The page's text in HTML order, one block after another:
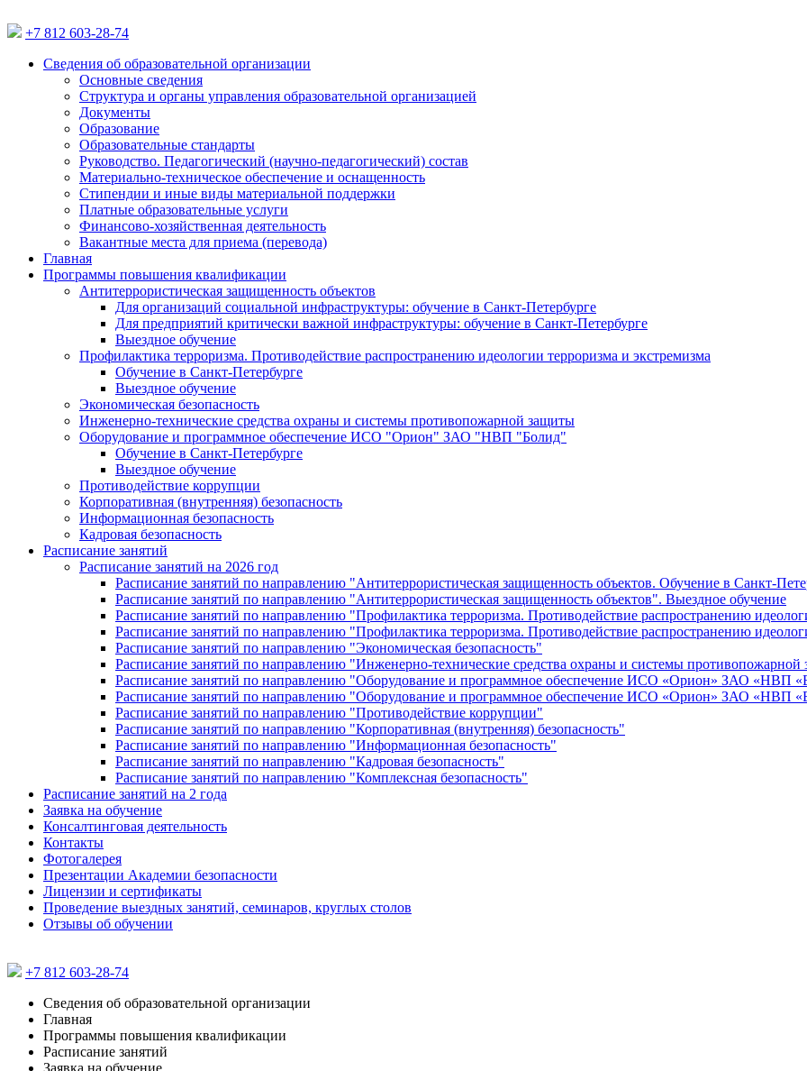
+7 812 603-28-74
Сведения об образовательной организации
Основные сведения
Структура и органы управления образовательной организацией
Документы
Образование
Образовательные стандарты
Руководство. Педагогический (научно-педагогический) состав
Материально-техническое обеспечение и оснащенность
Стипендии и иные виды материальной поддержки
Платные образовательные услуги
Финансово-хозяйственная деятельность
Вакантные места для приема (перевода)
Главная
Программы повышения квалификации
Антитеррористическая защищенность объектов
Для организаций социальной инфраструктуры: обучение в Санкт-Петербурге
Для предприятий критически важной инфраструктуры: обучение в Санкт-Петербурге
Выездное обучение
Профилактика терроризма. Противодействие распространению идеологии терроризма и экстремизма
Обучение в Санкт-Петербурге
Выездное обучение
Экономическая безопасность
Инженерно-технические средства охраны и системы противопожарной защиты
Оборудование и программное обеспечение ИСО "Орион" ЗАО "НВП "Болид"
Обучение в Санкт-Петербурге
Выездное обучение
Противодействие коррупции
Корпоративная (внутренняя) безопасность
Информационная безопасность
Кадровая безопасность
Расписание занятий
Расписание занятий на 2026 год
Расписание занятий по направлению "Антитеррористическая защищенность объектов. Обучение в Санкт-
Расписание занятий по направлению "Антитеррористическая защищенность объектов". Выездное обучение
Расписание занятий по направлению "Профилактика терроризма. Противодействие распространению
Расписание занятий по направлению "Профилактика терроризма. Противодействие распространению
Расписание занятий по направлению "Экономическая безопасность"
Расписание занятий по направлению "Инженерно-технические средства охраны и системы
Расписание занятий по направлению "Оборудование и программное обеспечение ИСО «Орион» ЗАО «НВП
Расписание занятий по направлению "Оборудование и программное обеспечение ИСО «Орион» ЗАО «НВП
Расписание занятий по направлению "Противодействие коррупции"
Расписание занятий по направлению "Корпоративная (внутренняя) безопасность"
Расписание занятий по направлению "Информационная безопасность"
Расписание занятий по направлению "Кадровая безопасность"
Расписание занятий по направлению "Комплексная безопасность"
Расписание занятий на 2 года
Заявка на обучение
Консалтинговая деятельность
Контакты
Фотогалерея
Презентации Академии безопасности
Лицензии и сертификаты
Проведение выездных занятий, семинаров, круглых столов
Отзывы об обучении
+7 812 603-28-74
Сведения об образовательной организации
Главная
Программы повышения квалификации
Расписание занятий
Заявка на обучение